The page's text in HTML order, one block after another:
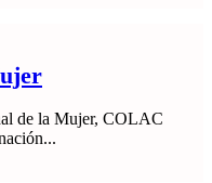
de la Mujer, COLAC